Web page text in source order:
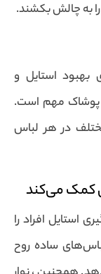
به چالش بکشند.
بهبود استایل و
پوشاک مهم است.
در هر لباس
کمک می‌کند
استایل افراد را
ساده روح